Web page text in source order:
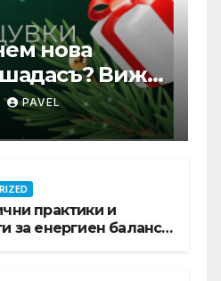
нова
Вижте
…
PAVEL
практики и
за енергиен баланс в